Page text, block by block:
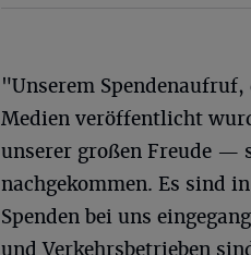
"Unserem
Medien veröffentlicht
unserer großen Freude —
nachgekommen. Es sind
Spenden bei uns
und Verkehrsbetrieben